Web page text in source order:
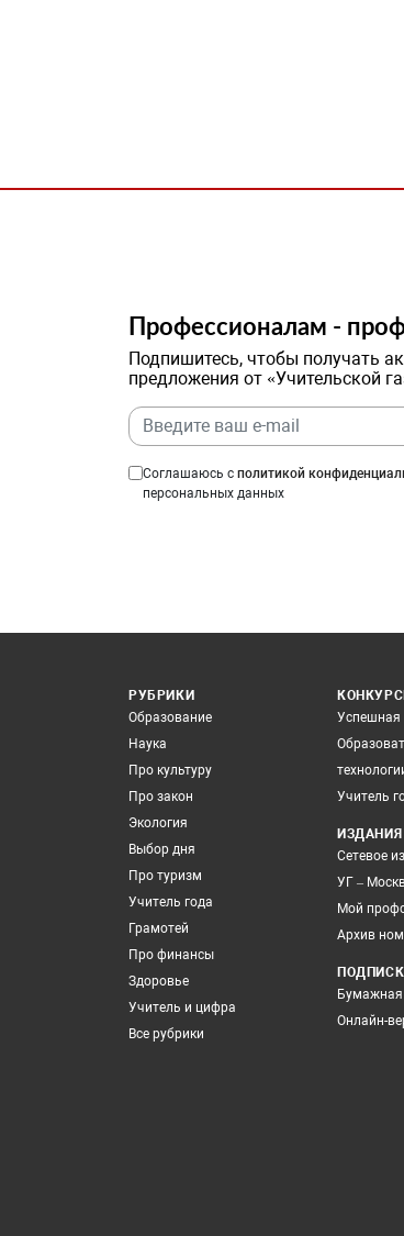
Профессионалам -
Подпишитесь, чтобы получать
предложения от «Учительской
Соглашаюсь с политикой
персональных данных
РУБРИКИ
Образование
Наука
Про культуру
Про закон
Экология
Выбор дня
Про туризм
Учитель года
Грамотей
Про финансы
Здоровье
Учитель и цифра
Все рубрики
Успешная
Учитель
ИЗДАНИЯ
Сетевое
УГ –
Мой
Архив
Бумажная
Онлайн-